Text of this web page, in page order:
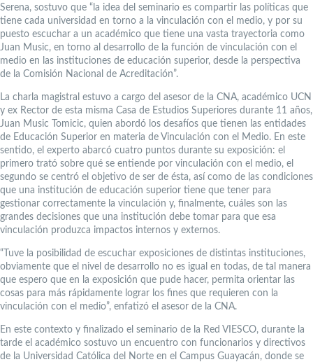
Serena, sostuvo que “la idea del seminario es compartir las políticas que
tiene cada universidad en torno a la vinculación con el medio, y por su
puesto escuchar a un académico que tiene una vasta trayectoria como
Juan Music, en torno al desarrollo de la función de vinculación con el
medio en las instituciones de educación superior, desde la perspectiva
de la Comisión Nacional de Acreditación”.
La charla magistral estuvo a cargo del asesor de la CNA, académico UCN
y ex Rector de esta misma Casa de Estudios Superiores durante 11 años,
Juan Music Tomicic, quien abordó los desafíos que tienen las entidades
de Educación Superior en materia de Vinculación con el Medio. En este
sentido, el experto abarcó cuatro puntos durante su exposición: el
primero trató sobre qué se entiende por vinculación con el medio, el
segundo se centró el objetivo de ser de ésta, así como de las condiciones
que una institución de educación superior tiene que tener para
gestionar correctamente la vinculación y, finalmente, cuáles son las
grandes decisiones que una institución debe tomar para que esa
vinculación produzca impactos internos y externos.
“Tuve la posibilidad de escuchar exposiciones de distintas instituciones,
obviamente que el nivel de desarrollo no es igual en todas, de tal manera
que espero que en la exposición que pude hacer, permita orientar las
cosas para más rápidamente lograr los fines que requieren con la
vinculación con el medio”, enfatizó el asesor de la CNA.
En este contexto y finalizado el seminario de la Red VIESCO, durante la
tarde el académico sostuvo un encuentro con funcionarios y directivos
de la Universidad Católica del Norte en el Campus Guayacán, donde se